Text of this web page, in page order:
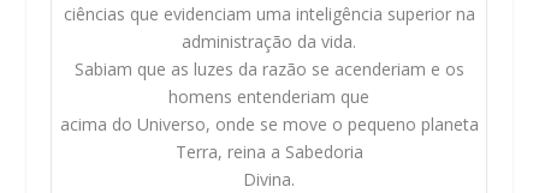
ciências que evidenciam uma inteligência superior na
administração da vida.
Sabiam que as luzes da razão se acenderiam e os
homens entenderiam que
acima do Universo, onde se move o pequeno planeta
Terra, reina a Sabedoria
Divina.